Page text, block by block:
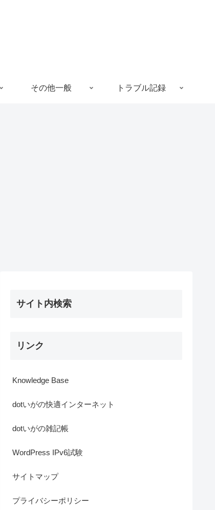
その他一般 トラブル記録
サイト内検索
リンク
Knowledge Base
dotいがの快適インターネット
dotいがの雑記帳
WordPress IPv6試験
サイトマップ
プライバシーポリシー